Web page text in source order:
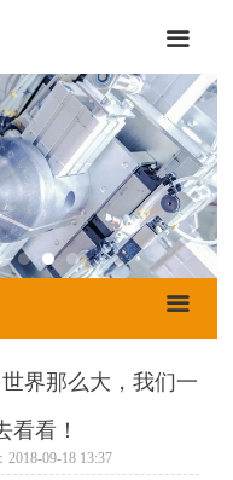
끀
끀
世界那么大，我们一
看看！
2018-09-18 13:37